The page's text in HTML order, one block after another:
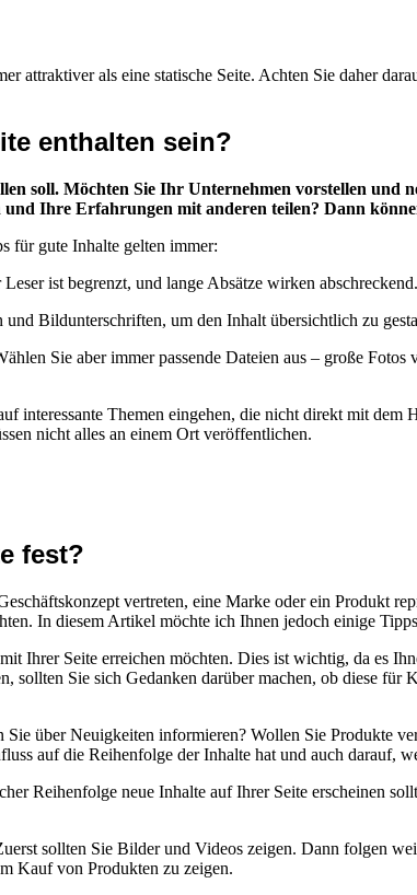
attraktiver als eine statische Seite. Achten Sie daher
enthalten sein?
soll. Möchten Sie Ihr Unternehmen vorstellen und
Ihre Erfahrungen mit anderen teilen? Dann
für gute Inhalte gelten immer:
ist begrenzt, und lange Absätze wirken abschreckend.
Bildunterschriften, um den Inhalt übersichtlich zu
Sie aber immer passende Dateien aus – große
interessante Themen eingehen, die nicht direkt mit dem
nicht alles an einem Ort veröffentlichen.
fest?
vertreten, eine Marke oder ein Produkt
In diesem Artikel möchte ich Ihnen jedoch einige
Ihrer Seite erreichen möchten. Dies ist wichtig, da es
sollten Sie sich Gedanken darüber machen, ob diese
über Neuigkeiten informieren? Wollen Sie Produkte
auf die Reihenfolge der Inhalte hat und auch darauf,
Reihenfolge neue Inhalte auf Ihrer Seite erscheinen
sollten Sie Bilder und Videos zeigen. Dann folgen
Kauf von Produkten zu zeigen.